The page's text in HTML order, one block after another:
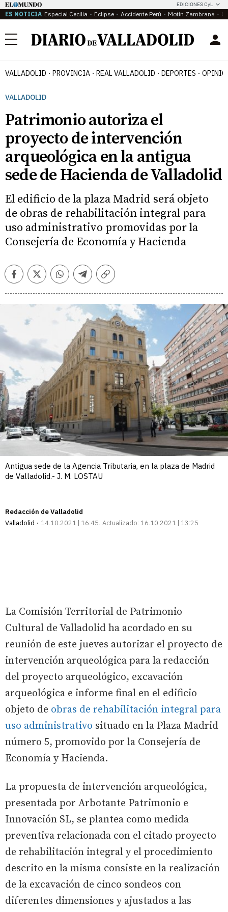
EDICIONES CyL
ES NOTICIA Especial Cecilia Eclipse Accidente Perú Motín Zambrana
Menú
VALLADOLID PROVINCIA REAL VALLADOLID DEPORTES
VALLADOLID
Patrimonio autoriza el
proyecto de intervención
arqueológica en la antigua
sede de Hacienda de Valladolid
El edificio de la plaza Madrid será objeto
de obras de rehabilitación integral para
uso administrativo promovidas por la
Consejería de Economía y Hacienda
FacebookTwitterWhatsappTelegramCopiar
Antigua sede de la Agencia Tributaria, en la plaza de Madrid
de Valladolid.- J. M. LOSTAU
Redacción de Valladolid
Valladolid
14.10.2021 | 16:45 Actualizado: 16.10.2021 | 13:25
La Comisión Territorial de Patrimonio
Cultural de Valladolid ha acordado en su
reunión de este jueves autorizar el proyecto de
intervención arqueológica para la redacción
del proyecto arqueológico, excavación
arqueológica e informe final en el edificio
objeto de obras de rehabilitación integral para
uso administrativo situado en la Plaza Madrid
número 5, promovido por la Consejería de
Economía y Hacienda.
La propuesta de intervención arqueológica,
presentada por Arbotante Patrimonio e
Innovación SL, se plantea como medida
preventiva relacionada con el citado proyecto
de rehabilitación integral y el procedimiento
descrito en la misma consiste en la realización
de la excavación de cinco sondeos con
diferentes dimensiones y ajustados a las